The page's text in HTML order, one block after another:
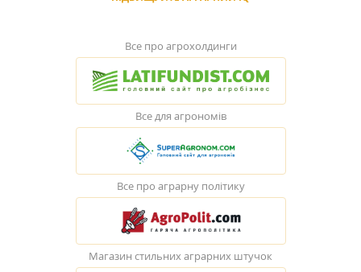
Все про агрохолдинги
Все для агрономів
Все про аграрну політику
Магазин стильних аграрних штучок